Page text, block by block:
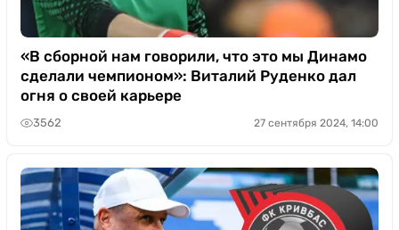
«В сборной нам говорили, что это мы Динамо
сделали чемпионом»: Виталий Руденко дал
огня о своей карьере
3562 27 сентября 2024, 14:00